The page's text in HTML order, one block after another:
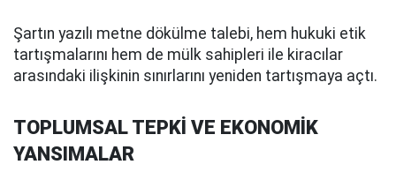
Şartın yazılı metne dökülme talebi, hem hukuki etik
tartışmalarını hem de mülk sahipleri ile kiracılar
arasındaki ilişkinin sınırlarını yeniden tartışmaya açtı.
TOPLUMSAL TEPKİ VE EKONOMİK
YANSIMALAR